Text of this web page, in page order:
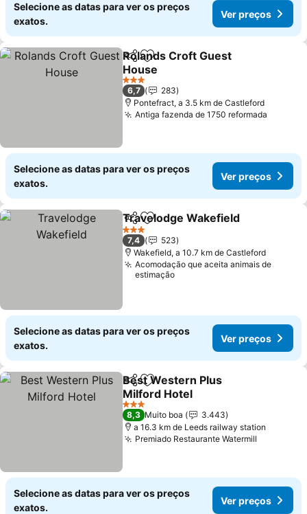
Selecione as datas para ver os preços
exatos.
Ver preços
PartilharAdicionar aos favoritos
Rolands Croft Guest
House
Ver preços
3 Estrelas
6,7
283
Pontefract, a 3.5 km de Castleford
Antiga fazenda de 1750 reformada
Selecione as datas para ver os preços
exatos.
Ver preços
PartilharAdicionar aos favoritos
Travelodge Wakefield
3 Estrelas
7,4
523
Wakefield, a 10.7 km de Castleford
Acomodação que aceita animais de
estimação
Selecione as datas para ver os preços
exatos.
Ver preços
PartilharAdicionar aos favoritos
Best Western Plus
Milford Hotel
Ver preços
3 Estrelas
8,3 Muito boa
3.443
a 16.3 km de Leeds railway station
Premiado Restaurante Watermill
Selecione as datas para ver os preços
exatos.
Ver preços